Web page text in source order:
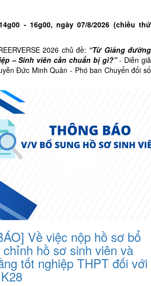
14g00 - 16g00, ngày 07/8/2026 (chiềuthứ
2026 chủ đề: “Từ Giảng đường
– Sinh viên cần chuẩn bị gì?”- Diễn giả
Đức Minh Quân - Phó ban Chuyển đổi số
Về việc nộp hồ sơ bổ
hồ sơ sinh viên và
tốt nghiệp THPT đối với